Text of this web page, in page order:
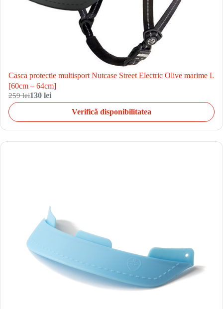
Casca protectie multisport Nutcase Street Electric Olive marime L
[60cm – 64cm]
259 lei130 lei
Verifică disponibilitatea